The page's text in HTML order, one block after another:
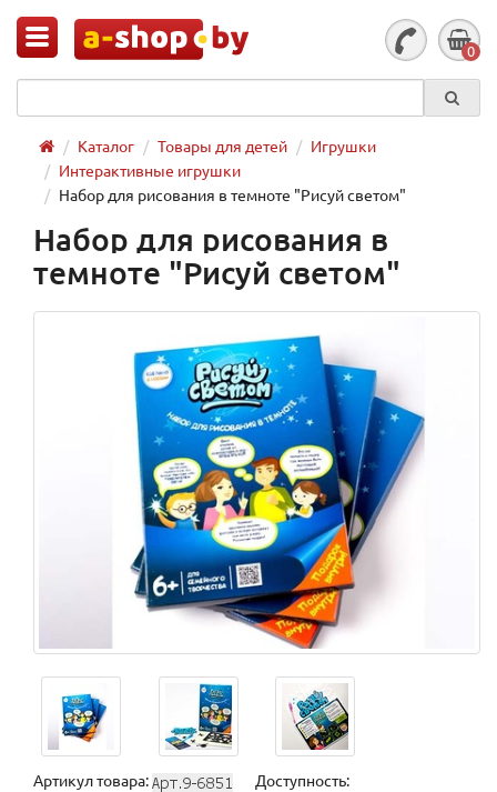
0
Каталог Товары для детей
Игрушки
Интерактивные игрушки
Набор для рисования в темноте "Рисуй светом"
Набор для рисования в
темноте "Рисуй светом"
Артикул товара:
Доступность: